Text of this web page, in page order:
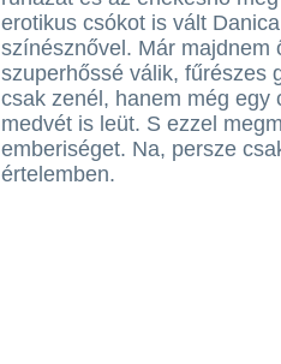
erotikus csókot is vált
színésznővel. Már majdnem
szuperhőssé válik, fűrészes
csak zenél, hanem még egy
medvét is leüt. S ezzel
emberiséget. Na, persze
értelemben.